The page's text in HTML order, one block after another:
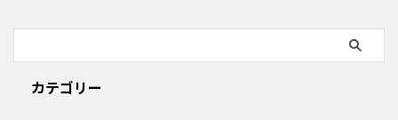
カテゴリー